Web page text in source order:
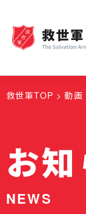
救世軍とは
救世軍TOP 動画
お
NEWS